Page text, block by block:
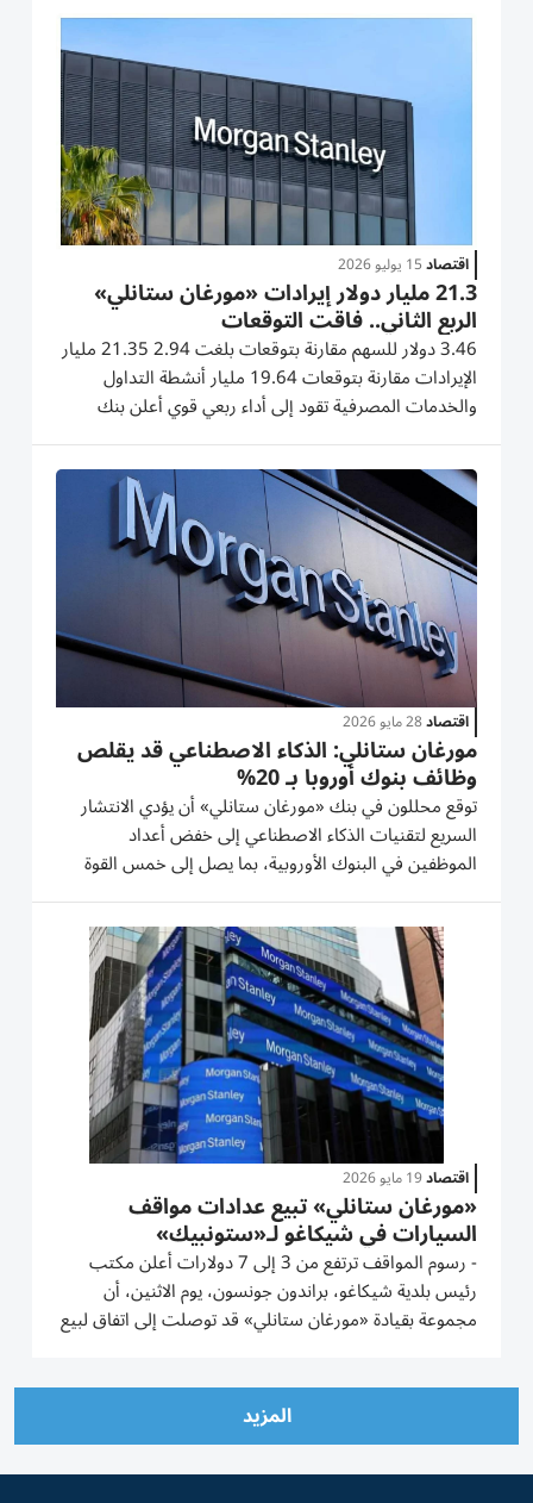
اقتصاد15 يوليو 2026
21.3 مليار دولار إيرادات «مورغان ستانلي»
الربع الثاني.. فاقت التوقعات
3.46 دولار للسهم مقارنة بتوقعات بلغت 2.94 21.35 مليار
الإيرادات مقارنة بتوقعات 19.64 مليار أنشطة التداول
والخدمات المصرفية تقود إلى أداء ربعي قوي أعلن بنك
«مورغان ستانلي»، الأربعاء، نتائجه المالية للربع الثاني من عام
2026، محققاً أرباحاً وإيرادات فاقت توقعات المحللين،
مدعوماً...
اقتصاد28 مايو 2026
مورغان ستانلي: الذكاء الاصطناعي قد يقلص
وظائف بنوك أوروبا بـ 20%
توقع محللون في بنك «مورغان ستانلي» أن يؤدي الانتشار
السريع لتقنيات الذكاء الاصطناعي إلى خفض أعداد
الموظفين في البنوك الأوروبية، بما يصل إلى خمس القوة
العاملة على المدى القصير، مع تسارع اعتماد المؤسسات
المالية على التكنولوجيا الجديدة لتحسين الكفاءة وتقليص
الكُلف. وقال...
اقتصاد19 مايو 2026
«مورغان ستانلي» تبيع عدادات مواقف
السيارات في شيكاغو لـ«ستونبيك»
- رسوم المواقف ترتفع من 3 إلى 7 دولارات أعلن مكتب
رئيس بلدية شيكاغو، براندون جونسون، يوم الاثنين، أن
مجموعة بقيادة «مورغان ستانلي» قد توصلت إلى اتفاق لبيع
المزيد